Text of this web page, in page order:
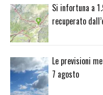
Si infortuna a
recuperato
Le previsioni
7 agosto